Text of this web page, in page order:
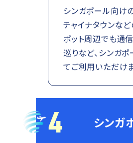
シンガポール向け
チャイナタウンな
ポット周辺でも通
巡りなど、シンガ
てご利用いただけま
4 シンガ